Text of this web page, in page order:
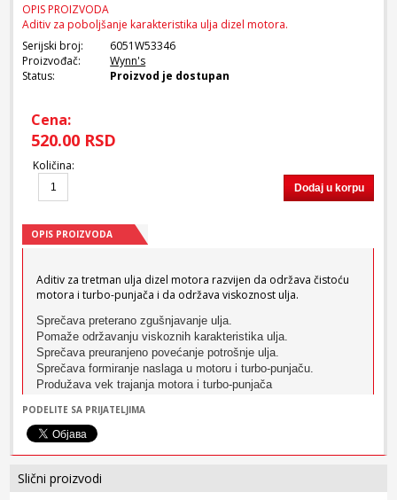
OPIS PROIZVODA
Aditiv za poboljšanje karakteristika ulja dizel motora.
Serijski broj:
6051W53346
Proizvođač:
Wynn's
Status:
Proizvod je dostupan
Cena:
520.00 RSD
Količina:
Dodaj u korpu
OPIS PROIZVODA
Aditiv za tretman ulja dizel motora razvijen da održava čistoću
motora i turbo-punjača i da održava viskoznost ulja.
Sprečava preterano zgušnjavanje ulja.
Pomaže održavanju viskoznih karakteristika ulja.
Sprečava preuranjeno povećanje potrošnje ulja.
Sprečava formiranje naslaga u motoru i turbo-punjaču.
Produžava vek trajanja motora i turbo-punjača
u suspenziji.
Osigurava optimalnu čistoću klipova, karika i žljebova.
Kompatibilan je sa svim mineralnim i sintetičkim uljima.
PODELITE SA PRIJATELJIMA
Slični proizvodi